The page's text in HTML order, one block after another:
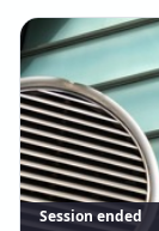
Session ended